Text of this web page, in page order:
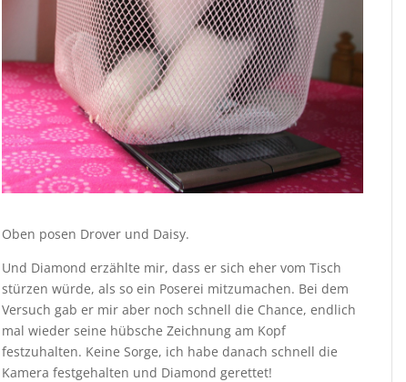
Oben posen Drover und Daisy.
Und Diamond erzählte mir, dass er sich eher vom Tisch
stürzen würde, als so ein Poserei mitzumachen. Bei dem
Versuch gab er mir aber noch schnell die Chance, endlich
mal wieder seine hübsche Zeichnung am Kopf
festzuhalten. Keine Sorge, ich habe danach schnell die
Kamera festgehalten und Diamond gerettet!